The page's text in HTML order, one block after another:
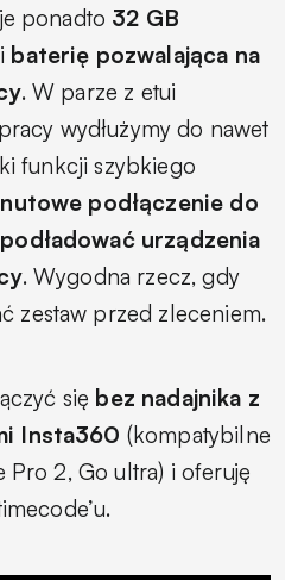
ponadto 32 GB
i baterię pozwalająca na
. W parze z etui
wydłużymy do nawet
funkcji szybkiego
podłączenie do
urządzenia
. Wygodna rzecz, gdy
zestaw przed zleceniem.
się bez nadajnika z
Insta360 (kompatybilne
Pro 2, Go ultra) i oferuję